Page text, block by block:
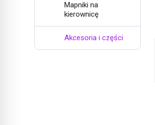
Mapniki na
kierownicę
Akcesoria i części